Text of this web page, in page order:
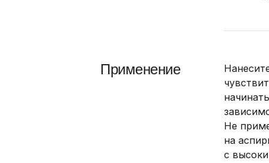
Применение
Не
на
с